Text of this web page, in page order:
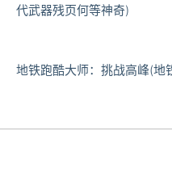
代武器残页何等神奇)
地铁跑酷大师：挑战高峰(地